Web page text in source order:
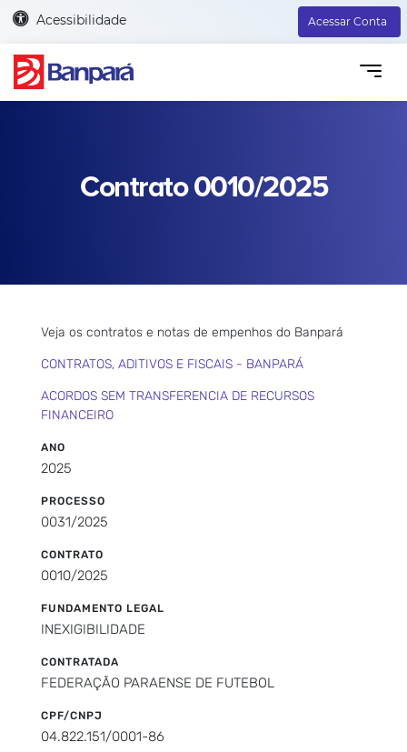
Acessibilidade Acessar Conta
Contrato 0010/2025
Veja os contratos e notas de empenhos do Banpará
CONTRATOS, ADITIVOS E FISCAIS - BANPARÁ
ACORDOS SEM TRANSFERENCIA DE RECURSOS
FINANCEIRO
ANO
2025
PROCESSO
0031/2025
CONTRATO
0010/2025
FUNDAMENTO LEGAL
INEXIGIBILIDADE
CONTRATADA
FEDERAÇÃO PARAENSE DE FUTEBOL
CPF/CNPJ
04.822.151/0001-86